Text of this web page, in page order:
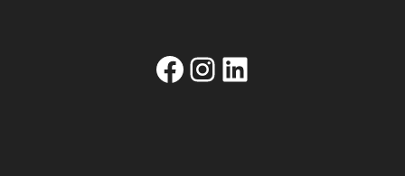
Facebook
Instagram
Linkedin